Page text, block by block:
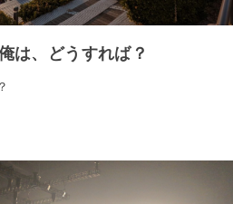
は、どうすれば？